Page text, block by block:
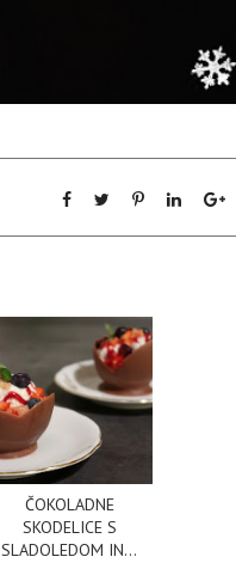
ČOKOLADNE
SKODELICE S
SLADOLEDOM IN...